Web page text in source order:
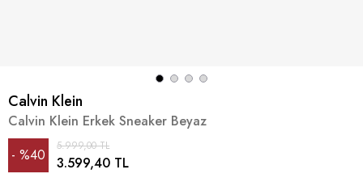
Calvin Klein
Calvin Klein Erkek Sneaker Beyaz
%40
5.999,00 TL
3.599,40 TL